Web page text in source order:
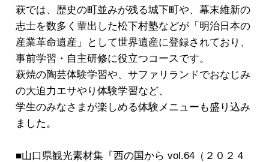
萩では、歴史の町並みが残る城下町や、幕末維新の
志士を数多く輩出した松下村塾などが「明治日本の
産業革命遺産」として世界遺産に登録されており、
事前学習・自主研修に役立つコースです。
萩焼の陶芸体験学習や、サファリランドでおなじみ
の大迫力エサやり体験学習など、
学生のみなさまが楽しめる体験メニューも盛り込み
ました。
■山口県観光素材集『西の国から vol.64（２０２４